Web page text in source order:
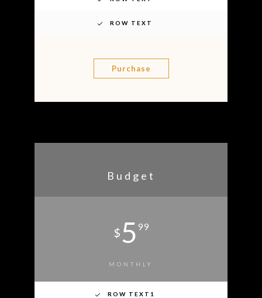
ROW TEXT
Purchase
Budget
$5 99
MONTHLY
ROW TEXT1